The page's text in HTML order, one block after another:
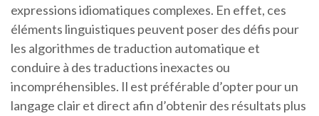
expressions idiomatiques complexes. En effet, ces
éléments linguistiques peuvent poser des défis pour
les algorithmes de traduction automatique et
conduire à des traductions inexactes ou
incompréhensibles. Il est préférable d’opter pour un
langage clair et direct afin d’obtenir des résultats plus